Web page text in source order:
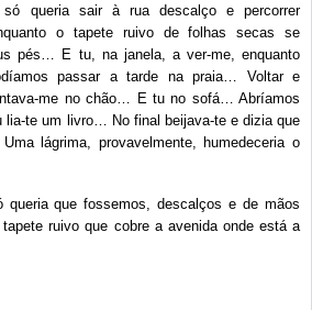
queria sair à rua descalço e percorrer
o tapete ruivo de folhas secas se
pés… E tu, na janela, a ver-me, enquanto
passar a tarde na praia… Voltar e
me no chão… E tu no sofá… Abríamos
te um livro… No final beijava-te e dizia que
lágrima, provavelmente, humedeceria o
que fossemos, descalços e de mãos
ruivo que cobre a avenida onde está a